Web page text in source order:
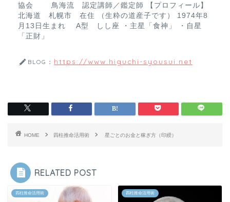
協会 鳥海流 認定講師／鑑定師 【プロフィール】
北海道 札幌市 在住 （生粋の道産子です） 1974年8
月13日生まれ A型 しし座 ・主星「食神」 ・自星
「正財」
BLOG： https://www.higuchi-syousui.net
HOME 四柱推命活用術 星ごとのお金と稼ぎ方（印綬）
RELATED POST
四柱推命活用術 四柱推命活用術